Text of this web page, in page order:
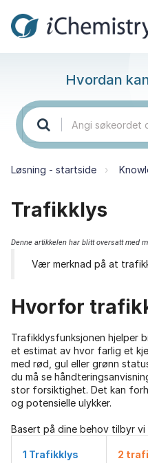
Hvordan
Løsning - startside
Trafikklys
Denne artikkelen har blitt oversatt med
Vær merknad på at
Hvorfor
Trafikklysfunksjonen hjelper
et estimat av hvor farlig et
med rød, gul eller grønn
du må se
stor forsiktighet. Det kan
og potensielle ulykker.
Basert på dine behov tilbyr
1 Trafikklys
2